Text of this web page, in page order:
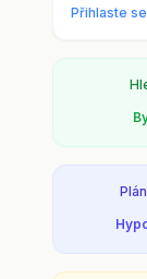
Přihlaste se